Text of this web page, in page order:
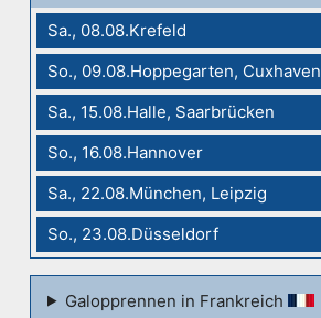
Sa., 08.08.Krefeld
So., 09.08.Hoppegarten, Cuxhaven
Sa., 15.08.Halle, Saarbrücken
So., 16.08.Hannover
Sa., 22.08.München, Leipzig
So., 23.08.Düsseldorf
Galopprennen in Frankreich